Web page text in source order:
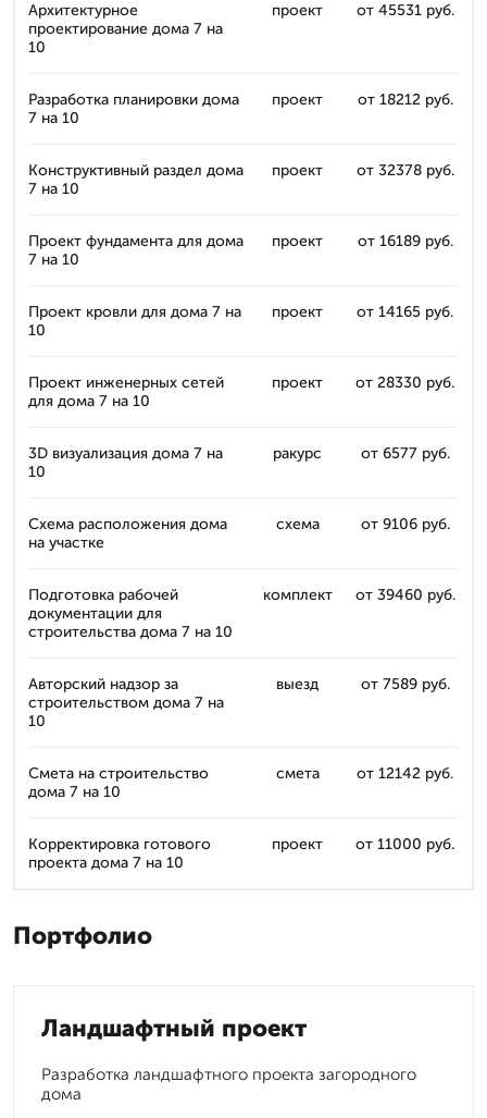
Архитектурное
проектирование дома 7 на
10
проект от 45531 руб.
Разработка планировки дома
7 на 10
проект от 18212 руб.
Конструктивный раздел дома
7 на 10
проект от 32378 руб.
Проект фундамента для дома
7 на 10
проект от 16189 руб.
Проект кровли для дома 7 на
10
проект от 14165 руб.
Проект инженерных сетей
для дома 7 на 10
проект от 28330 руб.
3D визуализация дома 7 на
10
ракурс от 6577 руб.
Схема расположения дома
на участке
схема от 9106 руб.
Подготовка рабочей
документации для
строительства дома 7 на 10
комплект от 39460 руб.
Авторский надзор за
строительством дома 7 на
10
выезд от 7589 руб.
Смета на строительство
дома 7 на 10
смета от 12142 руб.
Корректировка готового
проекта дома 7 на 10
проект от 11000 руб.
Портфолио
Ландшафтный проект
Разработка ландшафтного проекта загородного
дома